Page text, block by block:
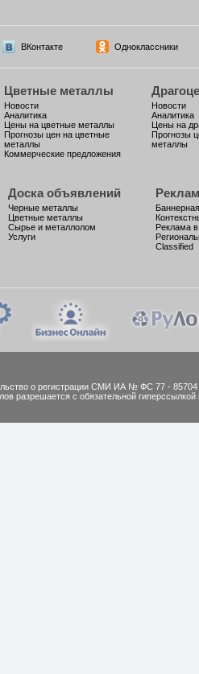
ВКонтакте Одноклассники
Цветные металлы
Новости
Аналитика
Цены на цветные металлы
Прогнозы цен на цветные
металлы
Коммерческие предложения
Новости
Аналитика
Цены на
Прогнозы
металлы
Доска объявлений
Черные металлы
Цветные металлы
Сырье и металлолом
Услуги
Реклама
Classified
о регистрации СМИ ИА № ФС 77 - 85704
разрешается с обязательной гиперссылкой